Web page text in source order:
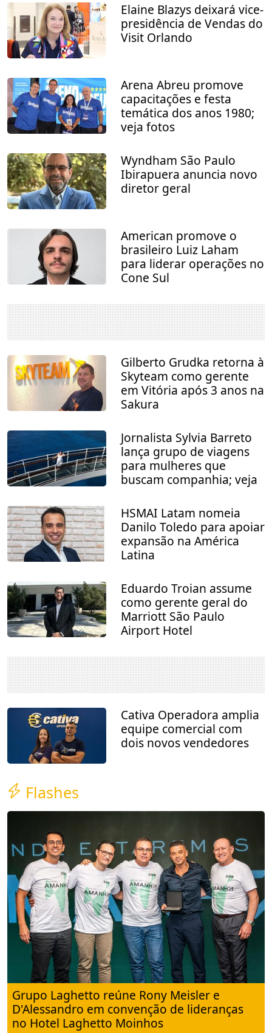
Elaine Blazys deixará vice-
presidência de Vendas do
Visit Orlando
Arena Abreu promove
capacitações e festa
temática dos anos 1980;
veja fotos
Wyndham São Paulo
Ibirapuera anuncia novo
diretor geral
American promove o
brasileiro Luiz Laham
para liderar operações no
Cone Sul
Gilberto Grudka retorna à
Skyteam como gerente
em Vitória após 3 anos na
Sakura
Jornalista Sylvia Barreto
lança grupo de viagens
para mulheres que
buscam companhia; veja
HSMAI Latam nomeia
Danilo Toledo para apoiar
expansão na América
Latina
Eduardo Troian assume
como gerente geral do
Marriott São Paulo
Airport Hotel
Cativa Operadora amplia
equipe comercial com
dois novos vendedores
Flashes
Grupo Laghetto reúne Rony Meisler e
D'Alessandro em convenção de lideranças
no Hotel Laghetto Moinhos